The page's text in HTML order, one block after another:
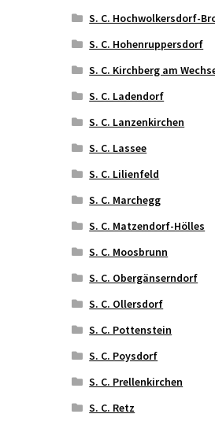
S. C. Hochwolkersdorf-
S. C. Hohenruppersdorf
S. C. Kirchberg am
S. C. Ladendorf
S. C. Lanzenkirchen
S. C. Lassee
S. C. Lilienfeld
S. C. Marchegg
S. C. Matzendorf-Hölles
S. C. Moosbrunn
S. C. Obergänserndorf
S. C. Ollersdorf
S. C. Pottenstein
S. C. Poysdorf
S. C. Prellenkirchen
S. C. Retz